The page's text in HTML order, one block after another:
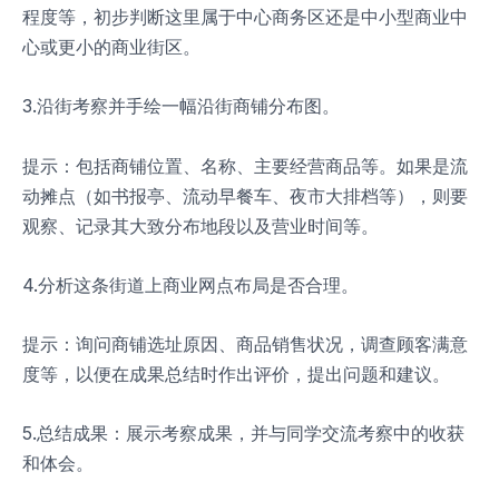
程度等，初步判断这里属于中心商务区还是中小型商业中
心或更小的商业街区。
3.沿街考察并手绘一幅沿街商铺分布图。
提示：包括商铺位置、名称、主要经营商品等。如果是流
动摊点（如书报亭、流动早餐车、夜市大排档等），则要
观察、记录其大致分布地段以及营业时间等。
4.分析这条街道上商业网点布局是否合理。
提示：询问商铺选址原因、商品销售状况，调查顾客满意
度等，以便在成果总结时作出评价，提出问题和建议。
5.总结成果：展示考察成果，并与同学交流考察中的收获
和体会。